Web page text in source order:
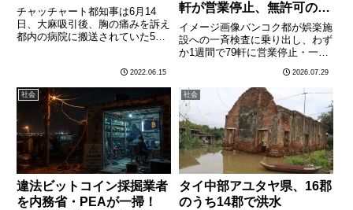
チャッチャート都知事は6月14
日、大麻吸引後、胸の痛みを訴え
都内の病院に搬送されていた51
種後、動悸が収まらない等の症状
を訴え都内の病院で治療を受ける
など、大麻関連の入院が相次い
で………
2022.06.15
軒が営業停止、無許可のバ
ンド演奏も摘発
イメージ画像バンコク都が娯楽施
設への一斉検査に乗り出し、わず
か1週間で79軒に営業停止・一時
基準違反が次々と発覚している。
バンコク都が7月19日から26日に
かけて実施したのは「娯楽施設」
と、実質的にそれに近い形………
2026.07.29
社会
違法ビットコイン採掘業者
を内務省・PEAが一掃！
社会
タイ中部アユタヤ県、16郡
のうち14郡で洪水